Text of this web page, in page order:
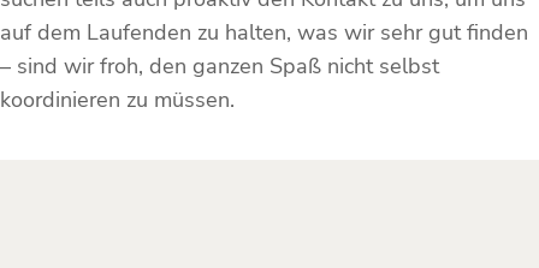
auf dem Laufenden zu halten, was wir sehr gut finden
– sind wir froh, den ganzen Spaß nicht selbst
koordinieren zu müssen.